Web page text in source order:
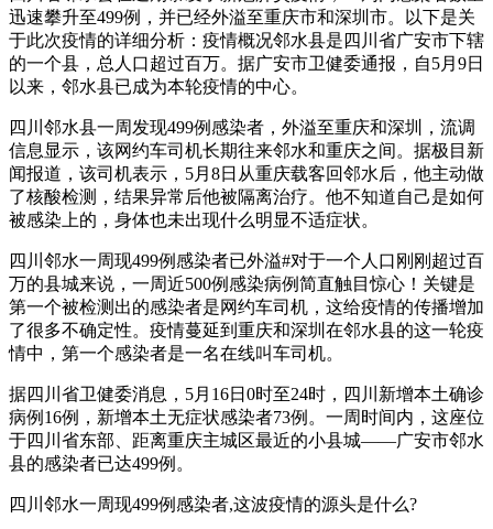
迅速攀升至499例，并已经外溢至重庆市和深圳市。以下是关
于此次疫情的详细分析：疫情概况邻水县是四川省广安市下辖
的一个县，总人口超过百万。据广安市卫健委通报，自5月9日
以来，邻水县已成为本轮疫情的中心。
四川邻水县一周发现499例感染者，外溢至重庆和深圳，流调
信息显示，该网约车司机长期往来邻水和重庆之间。据极目新
闻报道，该司机表示，5月8日从重庆载客回邻水后，他主动做
了核酸检测，结果异常后他被隔离治疗。他不知道自己是如何
被感染上的，身体也未出现什么明显不适症状。
四川邻水一周现499例感染者已外溢#对于一个人口刚刚超过百
万的县城来说，一周近500例感染病例简直触目惊心！关键是
第一个被检测出的感染者是网约车司机，这给疫情的传播增加
了很多不确定性。疫情蔓延到重庆和深圳在邻水县的这一轮疫
情中，第一个感染者是一名在线叫车司机。
据四川省卫健委消息，5月16日0时至24时，四川新增本土确诊
病例16例，新增本土无症状感染者73例。一周时间内，这座位
于四川省东部、距离重庆主城区最近的小县城——广安市邻水
县的感染者已达499例。
四川邻水一周现499例感染者,这波疫情的源头是什么?